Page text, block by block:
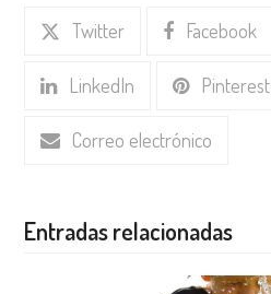
Twitter Facebook
LinkedIn Pinterest
Correo electrónico
Entradas relacionadas